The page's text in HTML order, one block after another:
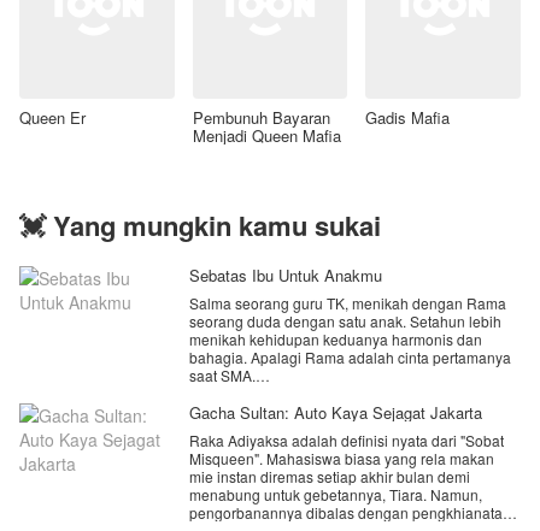
Queen Er Pembunuh Bayaran
Menjadi Queen Mafia
Gadis Mafia
💓 Yang mungkin kamu sukai
Sebatas Ibu Untuk Anakmu
Salma seorang guru TK, menikah dengan Rama
seorang duda dengan satu anak. Setahun lebih
menikah kehidupan keduanya harmonis dan
bahagia. Apalagi Rama adalah cinta pertamanya
saat SMA.
Namun, kenyataan bahwa sang suami
dengan mantan istrinya yang juga merupakan
anak didiknya di tempatnya mengajar, membuat
semuanya berubah.
Akankah Salma bertahan di saat ia tahu suaminya
Gacha Sultan: Auto Kaya Sejagat Jakarta
Raka Adiyaksa adalah definisi nyata dari "Sobat
Misqueen". Mahasiswa biasa yang rela makan
mie instan diremas setiap akhir bulan demi
menabung untuk gebetannya, Tiara. Namun,
pengorbanannya dibalas dengan pengkhianatan.